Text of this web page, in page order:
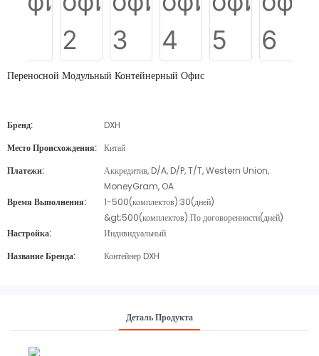
Переносной Модульный Контейнерный Офис
Бренд:
DXH
Место Происхождения: Китай
Платежи:
Аккредитив, D/A, D/P, T/T, Western Union,
MoneyGram, OA
Время Выполнения:
1-500(комплектов):30(дней)
&gt;500(комплектов):По договоренности(дней)
Настройка:
Индивидуальный
Название Бренда:
Контейнер DXH
Деталь Продукта